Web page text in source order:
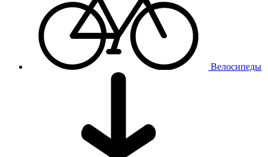
Велосипеды